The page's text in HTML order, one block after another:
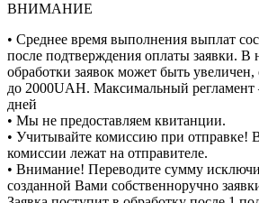
ВНИМАНИЕ
• Среднее время выполнения выплат
после подтверждения оплаты заявки. В
обработки заявок может быть
до 2000UAH. Максимальный
дней
• Мы не предоставляем квитанции.
• Учитывайте комиссию при отправке!
комиссии лежат на отправителе.
• Внимание! Переводите сумму
созданной Вами собственноручно